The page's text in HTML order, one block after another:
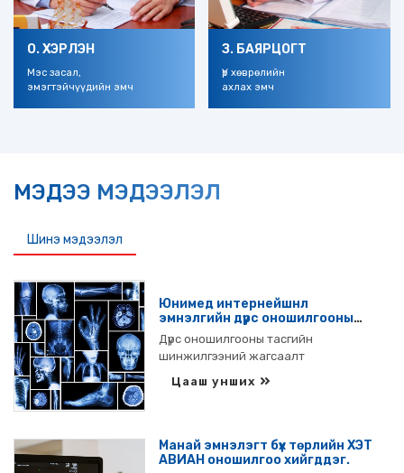
О. ХЭРЛЭН
Мэс засал,
эмэгтэйчүүдийн эмч
З. БАЯРЦОГТ
Үр хөврөлийн
ахлах эмч
МЭДЭЭ МЭДЭЭЛЭЛ
Шинэ мэдээлэл
Юнимед интернейшнл
эмнэлгийн дүрс оношилгооны
тасгийн шинжилгээний
жагсаалт
Дүрс оношилгооны тасгийн
шинжилгээний жагсаалт
Цааш унших
Манай эмнэлэгт бүх төрлийн ХЭТ
АВИАН оношилгоо хийгддэг.